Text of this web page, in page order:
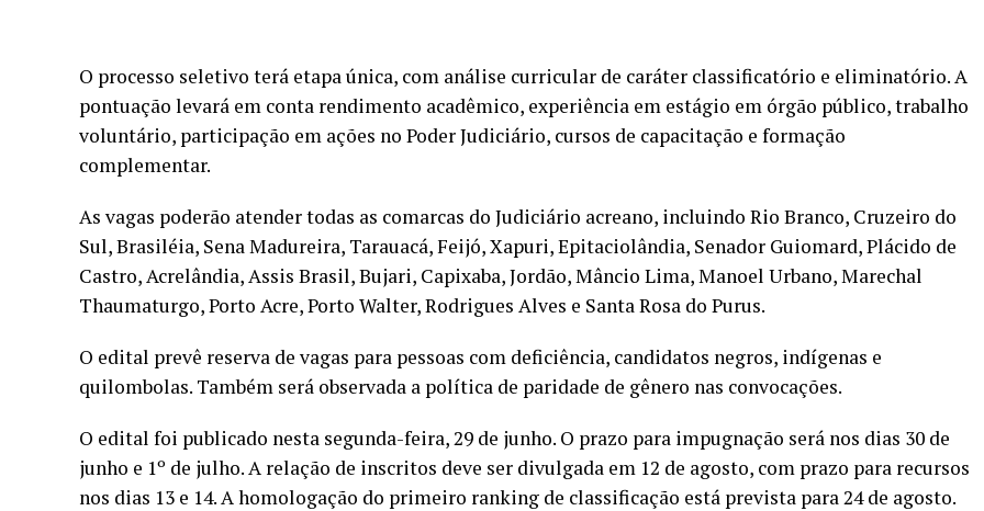
O processo seletivo terá etapa única, com análise curricular de caráter classificatório e eliminatório. A
pontuação levará em conta rendimento acadêmico, experiência em estágio em órgão público, trabalho
voluntário, participação em ações no Poder Judiciário, cursos de capacitação e formação
complementar.
As vagas poderão atender todas as comarcas do Judiciário acreano, incluindo Rio Branco, Cruzeiro do
Sul, Brasiléia, Sena Madureira, Tarauacá, Feijó, Xapuri, Epitaciolândia, Senador Guiomard, Plácido de
Castro, Acrelândia, Assis Brasil, Bujari, Capixaba, Jordão, Mâncio Lima, Manoel Urbano, Marechal
Thaumaturgo, Porto Acre, Porto Walter, Rodrigues Alves e Santa Rosa do Purus.
O edital prevê reserva de vagas para pessoas com deficiência, candidatos negros, indígenas e
quilombolas. Também será observada a política de paridade de gênero nas convocações.
O edital foi publicado nesta segunda-feira, 29 de junho. O prazo para impugnação será nos dias 30 de
junho e 1º de julho. A relação de inscritos deve ser divulgada em 12 de agosto, com prazo para recursos
nos dias 13 e 14. A homologação do primeiro ranking de classificação está prevista para 24 de agosto.